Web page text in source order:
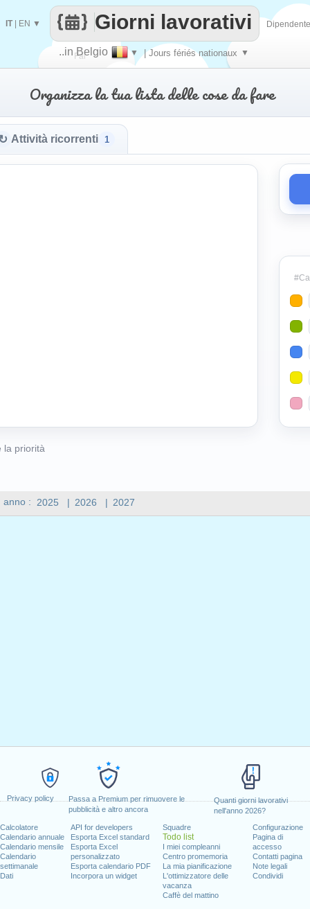
Privacy policy
Passa a Premium per rimuovere le
pubblicità e altro ancora
Quanti giorni lavorativi
nell'anno 2026?
Calcolatore
Calendario annuale
Calendario mensile
Calendario
settimanale
Dati
API for developers
Esporta Excel standard
Esporta Excel
personalizzato
Esporta calendario PDF
Incorpora un widget
Squadre
Todo list
I miei compleanni
Centro promemoria
La mia pianificazione
L'ottimizzatore delle
vacanza
Caffè del mattino
Configurazione
Pagina di
accesso
Contatti pagina
Note legali
Condividi
Fai
contare
..in Belgio ▼ | Jours fériés nationaux ▼
Giorni lavorativi
IT| EN ▼
anno : 2025 | 2026 | 2027
Organizza la tua lista delle cose da fare
Attività ricorrenti 1
la priorità